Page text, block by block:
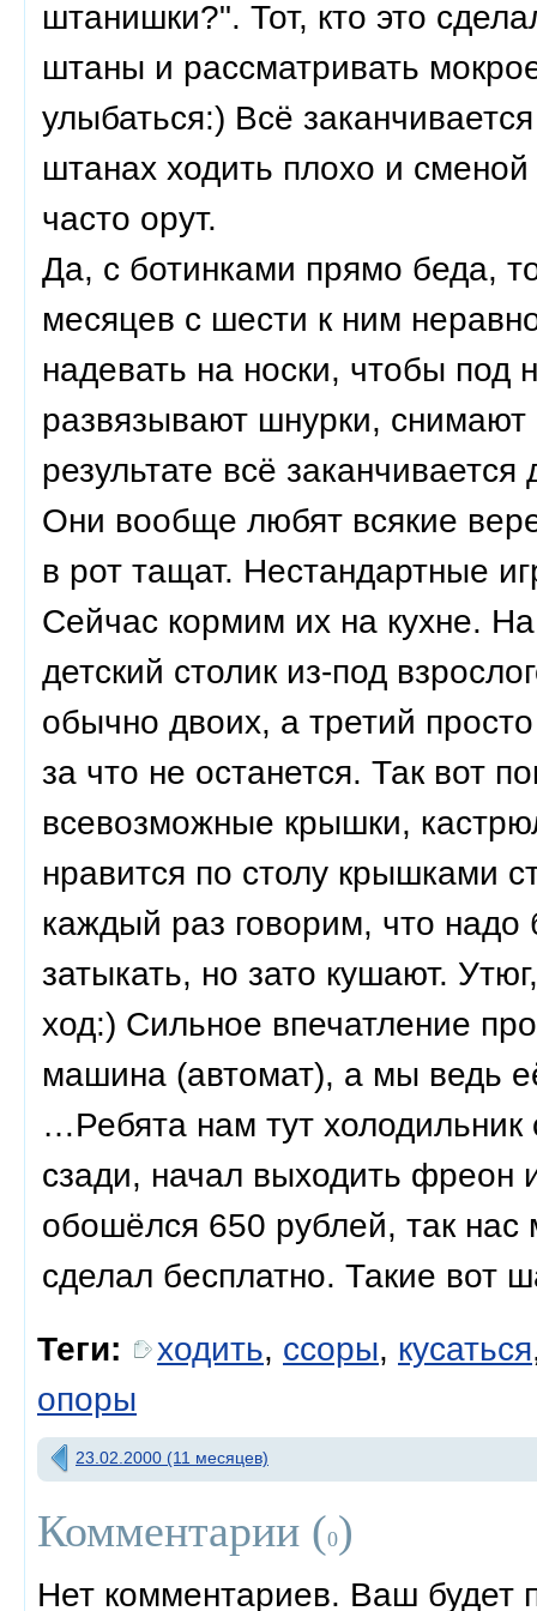
штанишки?". Тот, кто это
штаны и рассматривать
улыбаться:) Всё
штанах ходить плохо и
часто орут.
Да, с ботинками прямо беда,
месяцев с шести к ним
надевать на носки, чтобы под
развязывают шнурки, снимают
результате всё
Они вообще любят всякие
в рот тащат. Нестандартные
Сейчас кормим их на кухне.
детский столик из-под
обычно двоих, а третий
за что не останется. Так вот
всевозможные крышки,
нравится по столу крышками
каждый раз говорим, что
затыкать, но зато кушают.
ход:) Сильное впечатление
машина (автомат), а мы ведь
…Ребята нам тут
сзади, начал выходить фреон
обошёлся 650 рублей, так
сделал бесплатно. Такие вот
Теги:
ходить, ссоры, кусаться
опоры
23.02.2000 (11 месяцев)
Комментарии (0)
Нет комментариев. Ваш будет